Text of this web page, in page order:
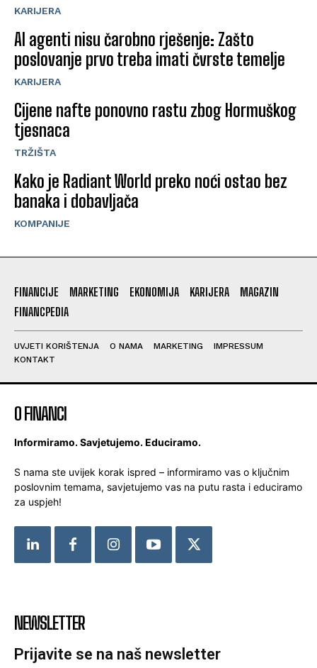
KARIJERA
AI agenti nisu čarobno rješenje: Zašto
poslovanje prvo treba imati čvrste temelje
KARIJERA
Cijene nafte ponovno rastu zbog Hormuškog
tjesnaca
TRŽIŠTA
Kako je Radiant World preko noći ostao bez
banaka i dobavljača
KOMPANIJE
FINANCIJE MARKETING EKONOMIJA KARIJERA
MAGAZIN
FINANCPEDIA
UVJETI KORIŠTENJA O NAMA MARKETING
IMPRESSUM
KONTAKT
O FINANCI
Informiramo. Savjetujemo. Educiramo.
S nama ste uvijek korak ispred – informiramo vas o ključnim
poslovnim temama, savjetujemo vas na putu rasta i educiramo
za uspjeh!
NEWSLETTER
Prijavite se na naš newsletter